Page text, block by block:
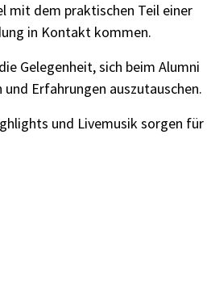
mit dem praktischen Teil einer
in Kontakt kommen.
Gelegenheit, sich beim Alumni
Erfahrungen auszutauschen.
und Livemusik sorgen für